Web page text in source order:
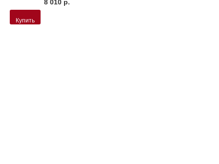
8 010 р.
Купить